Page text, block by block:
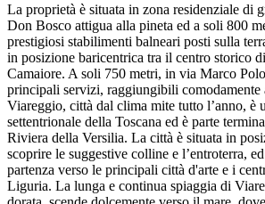
La proprietà è situata in zona residenziale di
Don Bosco attigua alla pineta ed a soli 800
prestigiosi stabilimenti balneari posti sulla
in posizione baricentrica tra il centro storico
Camaiore. A soli 750 metri, in via Marco
principali servizi, raggiungibili comodamente
Viareggio, città dal clima mite tutto l’anno, è
settentrionale della Toscana ed è parte
Riviera della Versilia. La città è situata in
scoprire le suggestive colline e l’entroterra,
partenza verso le principali città d'arte e i
Liguria. La lunga e continua spiaggia di